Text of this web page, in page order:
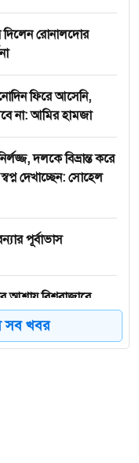
রোনালদোর
ফিরে আসেনি,
না: আমির হামজা
দলকে বিভ্রান্ত করে
দেখাচ্ছেন: সোহেল
পূর্বাভাস
বিশ্ববাজারে
সব খবর